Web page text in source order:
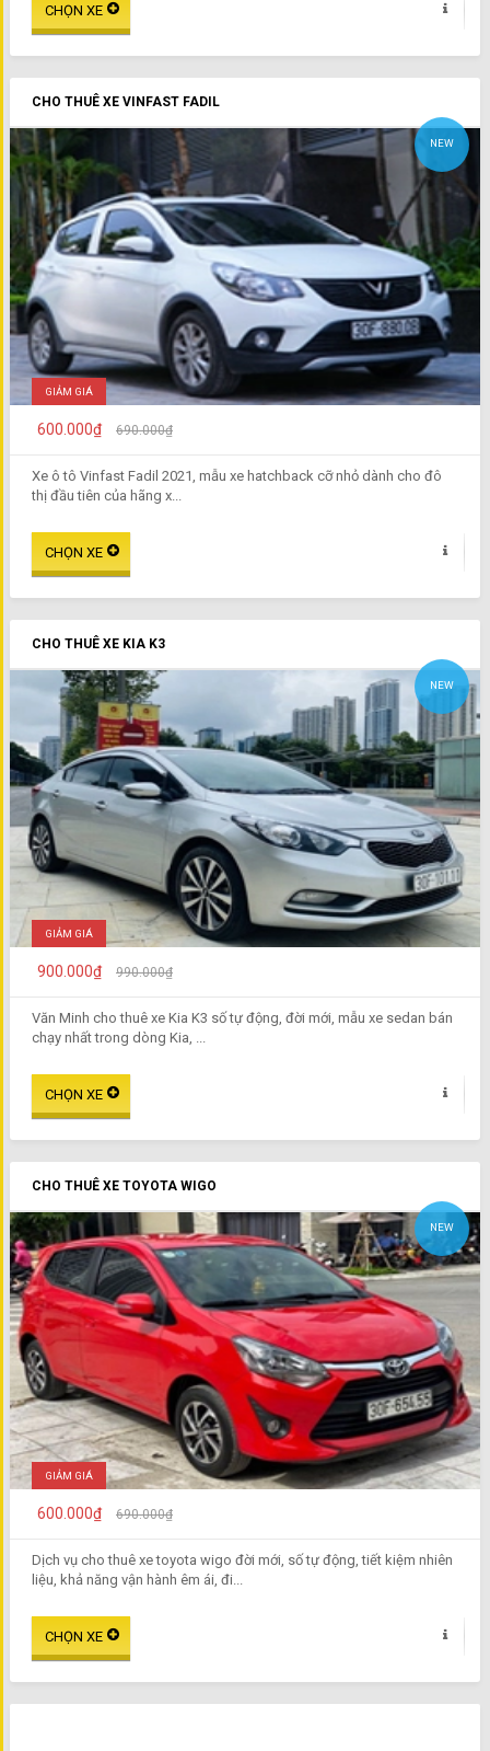
CHO THUÊ XE VINFAST FADIL
NEW
GIẢM GIÁ
600.000₫ 690.000₫
Xe ô tô Vinfast Fadil 2021, mẫu xe hatchback cỡ nhỏ dành cho đô
thị đầu tiên của hãng x...
CHO THUÊ XE KIA K3
NEW
GIẢM GIÁ
900.000₫ 990.000₫
Văn Minh cho thuê xe Kia K3 số tự động, đời mới, mẫu xe sedan bán
chạy nhất trong dòng Kia, ...
CHO THUÊ XE TOYOTA WIGO
NEW
GIẢM GIÁ
600.000₫ 690.000₫
Dịch vụ cho thuê xe toyota wigo đời mới, số tự động, tiết kiệm nhiên
liệu, khả năng vận hành êm ái, đi...